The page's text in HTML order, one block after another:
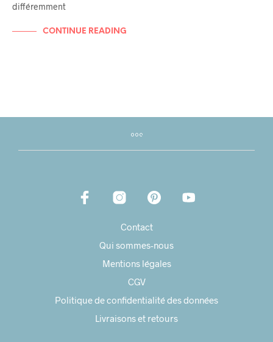
différemment
CONTINUE READING
Contact
Qui sommes-nous
Mentions légales
CGV
Politique de confidentialité des données
Livraisons et retours